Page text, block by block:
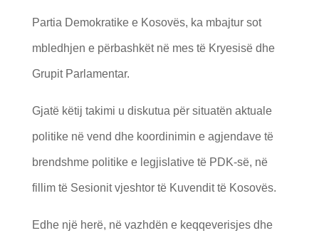
Partia Demokratike e Kosovës, ka mbajtur sot
mbledhjen e përbashkët në mes të Kryesisë dhe
Grupit Parlamentar.
Gjatë këtij takimi u diskutua për situatën aktuale
politike në vend dhe koordinimin e agjendave të
brendshme politike e legjislative të PDK-së, në
fillim të Sesionit vjeshtor të Kuvendit të Kosovës.
Edhe një herë, në vazhdën e keqqeverisjes dhe